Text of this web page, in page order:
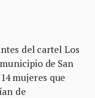
del cartel Los
de San
mujeres que
de